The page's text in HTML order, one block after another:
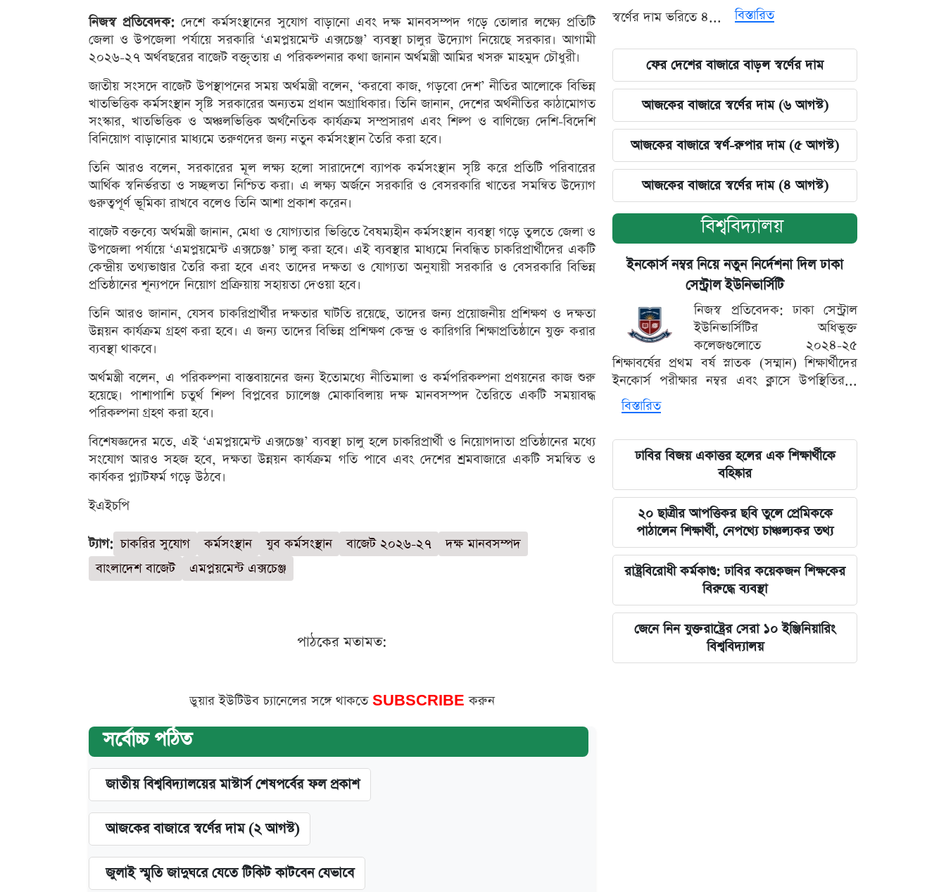
নিজস্ব প্রতিবেদক: দেশে কর্মসংস্থানের সুযোগ বাড়ানো এবং দক্ষ মানবসম্পদ গড়ে তোলার লক্ষ্যে প্রতিটি
জেলা ও উপজেলা পর্যায়ে সরকারি ‘এমপ্লয়মেন্ট এক্সচেঞ্জ’ ব্যবস্থা চালুর উদ্যোগ নিয়েছে সরকার। আগামী
২০২৬-২৭ অর্থবছরের বাজেট বক্তৃতায় এ পরিকল্পনার কথা জানান অর্থমন্ত্রী আমির খসরু মাহমুদ চৌধুরী।
জাতীয় সংসদে বাজেট উপস্থাপনের সময় অর্থমন্ত্রী বলেন, ‘করবো কাজ, গড়বো দেশ’ নীতির আলোকে বিভিন্ন
খাতভিত্তিক কর্মসংস্থান সৃষ্টি সরকারের অন্যতম প্রধান অগ্রাধিকার। তিনি জানান, দেশের অর্থনীতির কাঠামোগত
সংস্কার, খাতভিত্তিক ও অঞ্চলভিত্তিক অর্থনৈতিক কার্যক্রম সম্প্রসারণ এবং শিল্প ও বাণিজ্যে দেশি-বিদেশি
বিনিয়োগ বাড়ানোর মাধ্যমে তরুণদের জন্য নতুন কর্মসংস্থান তৈরি করা হবে।
তিনি আরও বলেন, সরকারের মূল লক্ষ্য হলো সারাদেশে ব্যাপক কর্মসংস্থান সৃষ্টি করে প্রতিটি পরিবারের
আর্থিক স্বনির্ভরতা ও সচ্ছলতা নিশ্চিত করা। এ লক্ষ্য অর্জনে সরকারি ও বেসরকারি খাতের সমন্বিত উদ্যোগ
গুরুত্বপূর্ণ ভূমিকা রাখবে বলেও তিনি আশা প্রকাশ করেন।
বাজেট বক্তব্যে অর্থমন্ত্রী জানান, মেধা ও যোগ্যতার ভিত্তিতে বৈষম্যহীন কর্মসংস্থান ব্যবস্থা গড়ে তুলতে জেলা ও
উপজেলা পর্যায়ে ‘এমপ্লয়মেন্ট এক্সচেঞ্জ’ চালু করা হবে। এই ব্যবস্থার মাধ্যমে নিবন্ধিত চাকরিপ্রার্থীদের একটি
কেন্দ্রীয় তথ্যভাণ্ডার তৈরি করা হবে এবং তাদের দক্ষতা ও যোগ্যতা অনুযায়ী সরকারি ও বেসরকারি বিভিন্ন
প্রতিষ্ঠানের শূন্যপদে নিয়োগ প্রক্রিয়ায় সহায়তা দেওয়া হবে।
তিনি আরও জানান, যেসব চাকরিপ্রার্থীর দক্ষতার ঘাটতি রয়েছে, তাদের জন্য প্রয়োজনীয় প্রশিক্ষণ ও দক্ষতা
উন্নয়ন কার্যক্রম গ্রহণ করা হবে। এ জন্য তাদের বিভিন্ন প্রশিক্ষণ কেন্দ্র ও কারিগরি শিক্ষাপ্রতিষ্ঠানে যুক্ত করার
ব্যবস্থা থাকবে।
অর্থমন্ত্রী বলেন, এ পরিকল্পনা বাস্তবায়নের জন্য ইতোমধ্যে নীতিমালা ও কর্মপরিকল্পনা প্রণয়নের কাজ শুরু
হয়েছে। পাশাপাশি চতুর্থ শিল্প বিপ্লবের চ্যালেঞ্জ মোকাবিলায় দক্ষ মানবসম্পদ তৈরিতে একটি সময়াবদ্ধ
পরিকল্পনা গ্রহণ করা হবে।
বিশেষজ্ঞদের মতে, এই ‘এমপ্লয়মেন্ট এক্সচেঞ্জ’ ব্যবস্থা চালু হলে চাকরিপ্রার্থী ও নিয়োগদাতা প্রতিষ্ঠানের মধ্যে
সংযোগ আরও সহজ হবে, দক্ষতা উন্নয়ন কার্যক্রম গতি পাবে এবং দেশের শ্রমবাজারে একটি সমন্বিত ও
কার্যকর প্ল্যাটফর্ম গড়ে উঠবে।
ইএইচপি
ট্যাগ: চাকরির সুযোগ কর্মসংস্থান যুব কর্মসংস্থান বাজেট ২০২৬-২৭
দক্ষ মানবসম্পদ
বাংলাদেশ বাজেট
এমপ্লয়মেন্ট এক্সচেঞ্জ
পাঠকের মতামত:
ডুয়ার ইউটিউব চ্যানেলের সঙ্গে থাকতে SUBSCRIBEকরুন
সর্বোচ্চ পঠিত
জাতীয় বিশ্ববিদ্যালয়ের মাস্টার্স শেষপর্বের ফল প্রকাশ
আজকের বাজারে স্বর্ণের দাম (২ আগস্ট)
জুলাই স্মৃতি জাদুঘরে যেতে টিকিট কাটবেন যেভাবে
স্বর্ণের দাম ভরিতে ৪...
বিস্তারিত
ফের দেশের বাজারে বাড়ল স্বর্ণের দাম
আজকের বাজারে স্বর্ণের দাম (৬ আগস্ট)
আজকের বাজারে স্বর্ণ-রুপার দাম (৫ আগস্ট)
আজকের বাজারে স্বর্ণের দাম (৪ আগস্ট)
বিশ্ববিদ্যালয়
ইনকোর্স নম্বর নিয়ে নতুন নির্দেশনা দিল ঢাকা
সেন্ট্রাল ইউনিভার্সিটি
নিজস্ব প্রতিবেদক: ঢাকা সেন্ট্রাল
ইউনিভার্সিটির অধিভুক্ত
কলেজগুলোতে ২০২৪-২৫
শিক্ষাবর্ষের প্রথম বর্ষ স্নাতক (সম্মান) শিক্ষার্থীদের
ইনকোর্স পরীক্ষার নম্বর এবং ক্লাসে উপস্থিতির...
বিস্তারিত
ঢাবির বিজয় একাত্তর হলের এক শিক্ষার্থীকে
বহিষ্কার
২০ ছাত্রীর আপত্তিকর ছবি তুলে প্রেমিককে
পাঠালেন শিক্ষার্থী, নেপথ্যে চাঞ্চল্যকর তথ্য
রাষ্ট্রবিরোধী কর্মকাণ্ড: ঢাবির কয়েকজন শিক্ষকের
বিরুদ্ধে ব্যবস্থা
জেনে নিন যুক্তরাষ্ট্রের সেরা ১০ ইঞ্জিনিয়ারিং
বিশ্ববিদ্যালয়